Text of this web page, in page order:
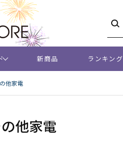
新商品 ランキング
他家電
他家電